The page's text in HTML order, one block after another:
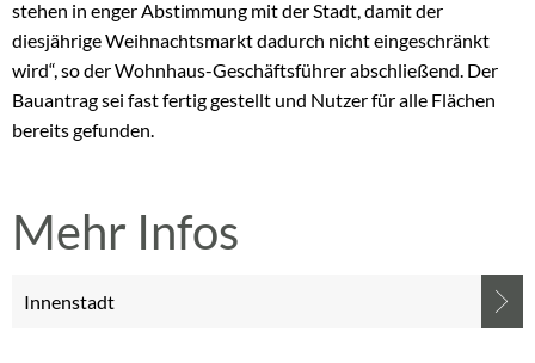
stehen in enger Abstimmung mit der Stadt, damit der
diesjährige Weihnachtsmarkt dadurch nicht eingeschränkt
wird“, so der Wohnhaus-Geschäftsführer abschließend. Der
Bauantrag sei fast fertig gestellt und Nutzer für alle Flächen
bereits gefunden.
Mehr Infos
Innenstadt